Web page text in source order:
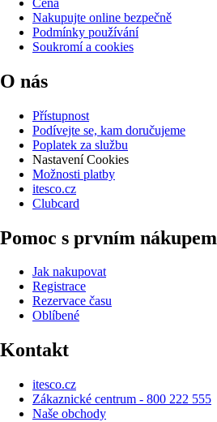
Nakupujte online bezpečně
Podmínky používání
Soukromí a cookies
O nás
Přístupnost
Podívejte se, kam doručujeme
Poplatek za službu
Nastavení Cookies
Možnosti platby
itesco.cz
Clubcard
Pomoc s prvním nákupem
Jak nakupovat
Registrace
Rezervace času
Oblíbené
Kontakt
itesco.cz
Zákaznické centrum - 800 222 555
Naše obchody